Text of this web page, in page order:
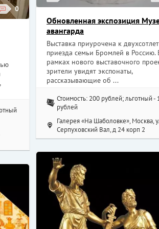
Обновленная экспозиция
авангарда
Выставка приурочена к
приезда семьи Бромлей в Россию.
рамках нового выставочного
зрители увидят экспонаты,
рассказывающие об ...
Стоимость: 200 рублей; льготный -
рублей
Галерея «На Шаболовке», Москва,
Серпуховский Вал, д 24 корп 2
0